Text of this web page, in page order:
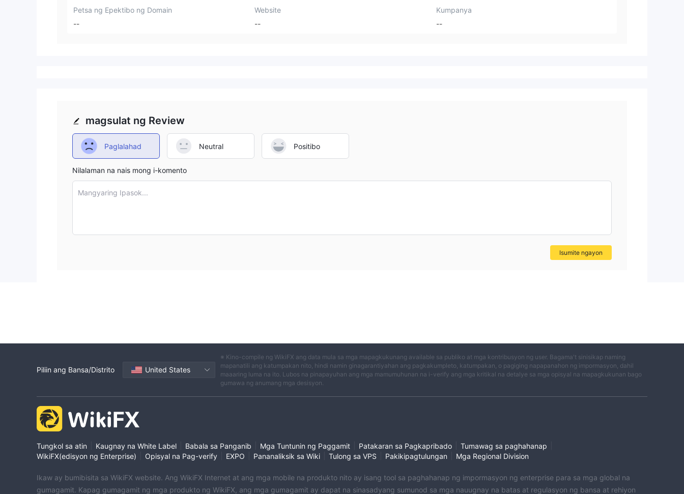
Petsa ng Epektibo ng Domain
--
Website
--
Kumpanya
--
magsulat ng Review
Paglalahad Neutral Positibo
Nilalaman na nais mong i-komento
Mangyaring Ipasok...
Isumite ngayon
Piliin ang Bansa/Distrito United States
※ Kino-compile ng WikiFX ang data mula sa mga mapagkukunang available sa publiko at mga kontribusyon ng user. Bagama't sinisikap naming
mapanatili ang katumpakan nito, hindi namin ginagarantiyahan ang pagkakumpleto, katumpakan, o pagiging napapanahon ng impormasyon, dahil
maaaring luma na ito. Lubos na pinapayuhan ang mga mamumuhunan na i-verify ang mga kritikal na detalye sa mga opisyal na mapagkukunan bago
gumawa ng anumang mga desisyon.
Tungkol sa atin Kaugnay na White Label Babala sa Panganib Mga Tuntunin ng Paggamit Patakaran sa Pagkapribado Tumawag sa paghahanap
WikiFX(edisyon ng Enterprise)
Opisyal na Pag-verify EXPO Pananaliksik sa Wiki Tulong sa VPS Pakikipagtulungan Mga Regional Division
Ikaw ay bumibisita sa WikiFX website. Ang WikiFX Internet at ang mga mobile na produkto nito ay isang tool sa paghahanap ng impormasyon ng enterprise para sa mga global na
gumagamit. Kapag gumagamit ng mga produkto ng WikiFX, ang mga gumagamit ay dapat na sinasadyang sumunod sa mga nauugnay na batas at regulasyon ng bansa at rehiyon